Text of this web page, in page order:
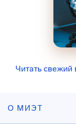
Читать
О МИЭТ